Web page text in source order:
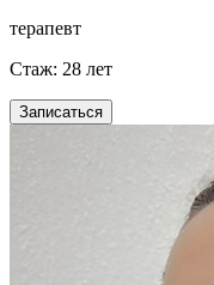
терапевт
Стаж: 28 лет
Записаться